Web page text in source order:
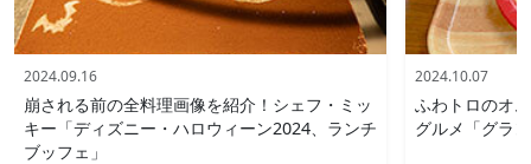
2024.09.16
崩される前の全料理画像を紹介！シェフ・ミッ
キー「ディズニー・ハロウィーン2024、ランチ
ブッフェ」
2024.10.07
ふわトロのオ
グルメ「グラ